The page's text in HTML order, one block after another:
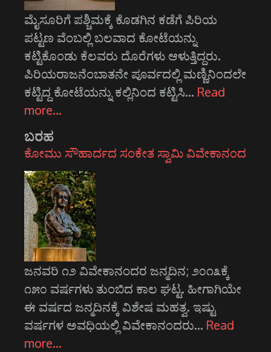
ಮೈಸೂರಿಗೆ ಪಶ್ಚಿಮಕ್ಕೆ ಕೊಡಗಿನ ಕಡೆಗೆ ಪಿರಿಯ
ಪಟ್ಟಣ ವೆಂಬಲ್ಲಿ ಬಲವಾದ ಕೋಟೆಯನ್ನು
ಕಟ್ಟಿಕೊಂಡು ಕೆಲವರು ದೊರೆಗಳು ಆಳುತ್ತಿದ್ದರು.
ಪಿರಿಯರಾಜನೆಂಬಾತನೇ ಪೂರ್ವದಲ್ಲಿ ಮಣ್ಣಿನಿಂದಲೇ
ಕಟ್ಟಿದ್ದ ಕೋಟೆಯನ್ನು ಕಲ್ಲಿನಿಂದ ಕಟ್ಟಿಸಿ… Read
more…
ಬರಹ
ಕೋಮು ಸೌಹಾರ್ದದ ಸಂಕೇತ ಸ್ವಾಮಿ ವಿವೇಕಾನಂದ
ಜನವರಿ ೧೨ ವಿವೇಕಾನಂದರ ಜನ್ಮದಿನ; ೨೦೧೩ಕ್ಕೆ
೧೫೦ ವರ್ಷಗಳು ತುಂಬಿದ ಕಾಲ ಘಟ್ಟ. ಹೀಗಾಗಿಯೇ
ಈ ವರ್ಷದ ಜನ್ಮದಿನಕ್ಕೆ ವಿಶೇಷ ಮಹತ್ವ. ಇಷ್ಟು
ವರ್ಷಗಳ ಅವಧಿಯಲ್ಲಿ ವಿವೇಕಾನಂದರು… Read
more…